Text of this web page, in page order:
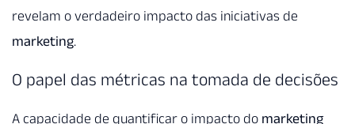
revelam o verdadeiro impacto das iniciativas de
marketing.
O papel das métricas na tomada de decisões
A capacidade de quantificar o impacto do marketing